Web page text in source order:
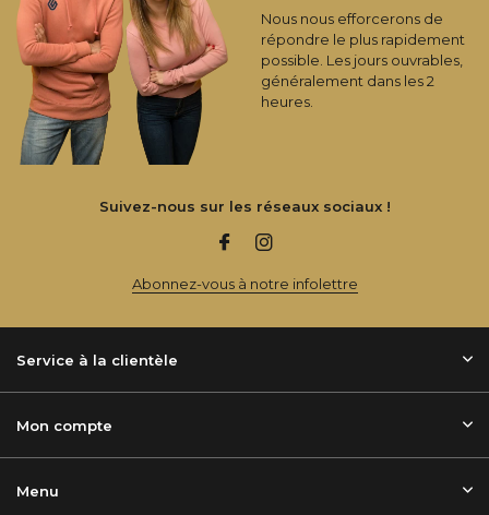
Nous nous efforcerons de
répondre le plus rapidement
possible. Les jours ouvrables,
généralement dans les 2
heures.
Suivez-nous sur les réseaux sociaux !
Abonnez-vous à notre infolettre
Service à la clientèle
Mon compte
Menu